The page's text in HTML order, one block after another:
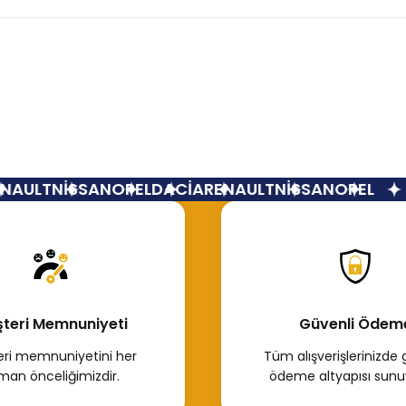
NİSSANOPELDACİARENAULTNİSSANOPEL
Memnuniyeti
memnuniyetini her
önceliğimizdir.
Güvenli
Tüm alışverişlerinizde
ödeme altyapısı